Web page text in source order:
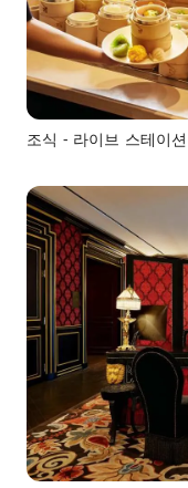
조식 - 라이브 스테이션